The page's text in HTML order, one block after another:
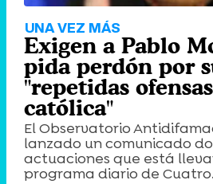
UNA VEZ MÁS
Exigen a Pablo
pida perdón por
"repetidas
católica"
El Observatorio
lanzado un comunicado
actuaciones que está
programa diario de Cuatro.